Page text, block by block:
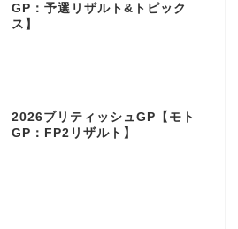
GP：予選リザルト&トピック
ス】
2026ブリティッシュGP【モト
GP：FP2リザルト】